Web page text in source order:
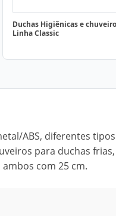
Duchas Higiênicas e
Linha Classic
ABS, diferentes
para duchas
com 25 cm.